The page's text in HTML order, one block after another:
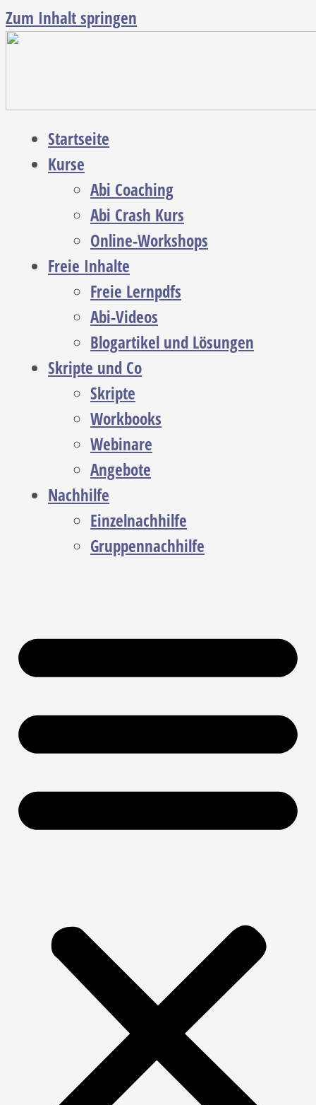
Zum Inhalt springen
Startseite
Kurse
Abi Coaching
Abi Crash Kurs
Online-Workshops
Freie Inhalte
Freie Lernpdfs
Abi-Videos
Blogartikel und Lösungen
Skripte und Co
Skripte
Workbooks
Webinare
Angebote
Nachhilfe
Einzelnachhilfe
Gruppennachhilfe